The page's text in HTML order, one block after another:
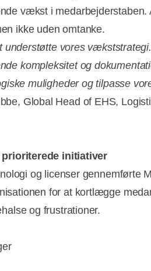
vækst i
ikke uden omtanke.
understøtte vores
kompleksitet og
muligheder og tilpasse
Global Head of EHS,
initiativer
og licenser gennemførte
for at kortlægge
og frustrationer.